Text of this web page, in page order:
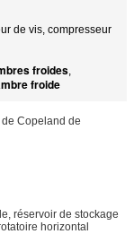
de vis, compresseur
froides,
froide
Copeland de
réservoir de stockage
horizontal